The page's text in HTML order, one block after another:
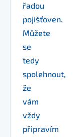
řadou
pojišťoven.
Můžete
se
tedy
spolehnout,
že
vám
vždy
připravím